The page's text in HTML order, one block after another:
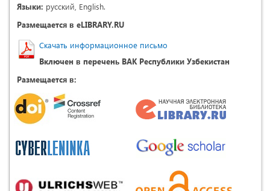
Языки: русский, English.
Размещается в eLIBRARY.RU
Скачать информационное письмо
Включен в перечень ВАК Республики Узбекистан
Размещается в: